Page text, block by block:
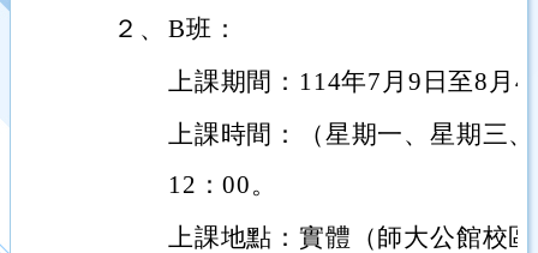
２、 B班：
上課期間：114年7月9日至8月4
上課時間：（星期一、星期三
12：00。
上課地點：實體（師大公館校